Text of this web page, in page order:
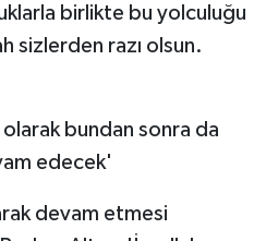
birlikte bu yolculuğu
sizlerden razı olsun.
bundan sonra da
edecek'
devam etmesi